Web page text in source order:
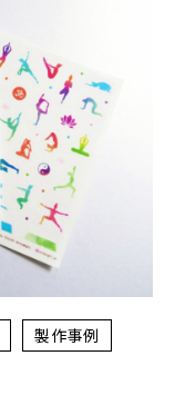
製作事例